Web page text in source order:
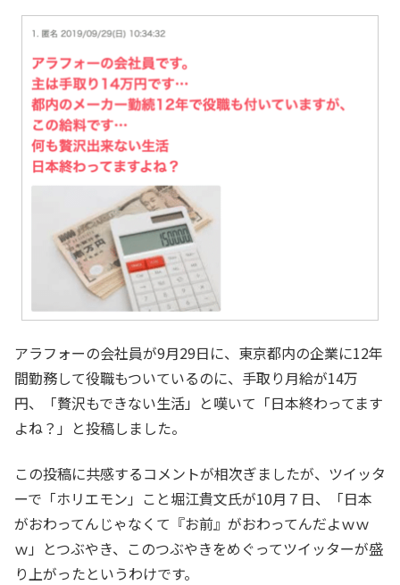
アラフォーの会社員が9月29日に、東京都内の企業に12年
間勤務して役職もついているのに、手取り月給が14万
円、「贅沢もできない生活」と嘆いて「日本終わってます
よね？」と投稿しました。
この投稿に共感するコメントが相次ぎましたが、ツイッタ
ーで「ホリエモン」こと堀江貴文氏が10月７日、「日本
がおわってんじゃなくて『お前』がおわってんだよｗｗ
ｗ」とつぶやき、このつぶやきをめぐってツイッターが盛
り上がったというわけです。